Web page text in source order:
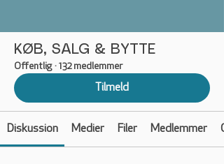
KØB, SALG & BYTTE
Offentlig · 132 medlemmer
Tilmeld
Diskussion Medier Filer Medlemmer